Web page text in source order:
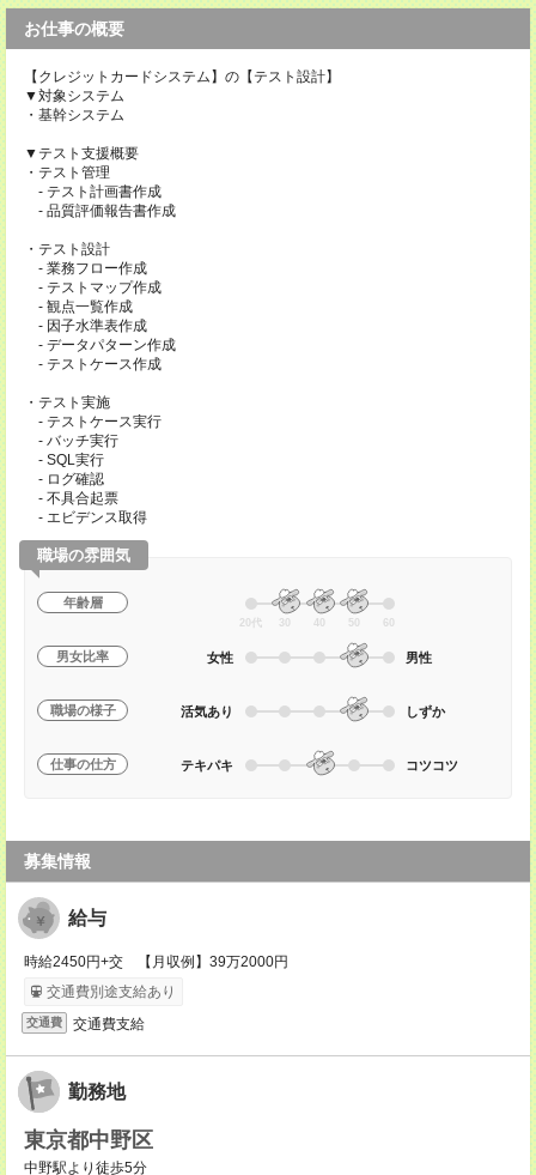
お仕事の概要
【クレジットカードシステム】の【テスト設計】
▼対象システム
・基幹システム
▼テスト支援概要
・テスト管理
- テスト計画書作成
- 品質評価報告書作成
・テスト設計
- 業務フロー作成
- テストマップ作成
- 観点一覧作成
- 因子水準表作成
- データパターン作成
- テストケース作成
・テスト実施
- テストケース実行
- バッチ実行
- SQL実行
- ログ確認
- 不具合起票
- エビデンス取得
職場の雰囲気
年齢層
20代 30 40 50 60
男女比率 女性 男性
職場の様子 活気あり しずか
仕事の仕方 テキパキ コツコツ
募集情報
給与
時給2450円+交 【月収例】39万2000円
交通費別途支給あり
交通費 交通費支給
勤務地
東京都中野区
中野駅より徒歩5分